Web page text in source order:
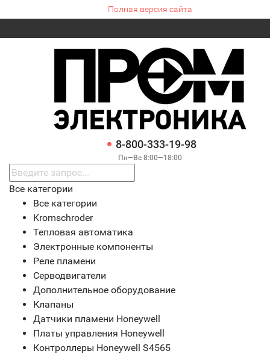
Полная версия сайта
8-800-333-19-98
Пн—Вс 8:00—18:00
Все категории
Все категории
Kromschroder
Тепловая автоматика
Электронные компоненты
Реле пламени
Серводвигатели
Дополнительное оборудование
Клапаны
Датчики пламени Honeywell
Платы управления Honeywell
Контроллеры Honeywell S4565